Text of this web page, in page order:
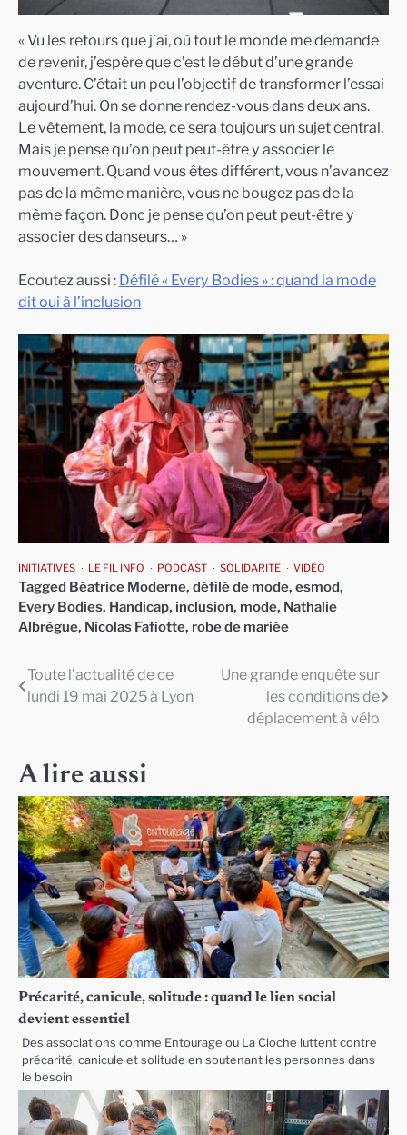
« Vu les retours que j’ai, où tout le monde me demande
de revenir, j’espère que c’est le début d’une grande
aventure. C’était un peu l’objectif de transformer l’essai
aujourd’hui. On se donne rendez-vous dans deux ans.
Le vêtement, la mode, ce sera toujours un sujet central.
Mais je pense qu’on peut peut-être y associer le
mouvement. Quand vous êtes différent, vous n’avancez
pas de la même manière, vous ne bougez pas de la
même façon. Donc je pense qu’on peut peut-être y
associer des danseurs… »
Ecoutez aussi : Défilé « Every Bodies » : quand la mode
dit oui à l’inclusion
INITIATIVES LE FIL INFO PODCAST SOLIDARITÉ VIDÉO
Tagged Béatrice Moderne, défilé de mode, esmod,
Every Bodies, Handicap, inclusion, mode, Nathalie
Albrègue, Nicolas Fafiotte, robe de mariée
Navigation
Toute l’actualité de ce
lundi 19 mai 2025 à Lyon
Une grande enquête sur
les conditions de
déplacement à vélo
A lire aussi
Précarité, canicule, solitude : quand le lien social
devient essentiel
Des associations comme Entourage ou La Cloche luttent contre
précarité, canicule et solitude en soutenant les personnes dans
le besoin